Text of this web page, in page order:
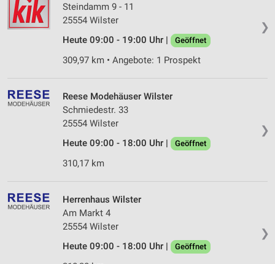
❯
Steindamm 9 - 11
25554 Wilster
Heute 09:00 - 19:00 Uhr |
Geöffnet
309,97 km • Angebote: 1 Prospekt
❯
Reese Modehäuser Wilster
Schmiedestr. 33
25554 Wilster
Heute 09:00 - 18:00 Uhr |
Geöffnet
310,17 km
❯
Herrenhaus Wilster
Am Markt 4
25554 Wilster
Heute 09:00 - 18:00 Uhr |
Geöffnet